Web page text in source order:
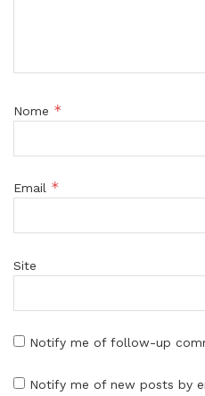
Nome *
Email *
Site
Notify me of follow-up
Notify me of new posts by